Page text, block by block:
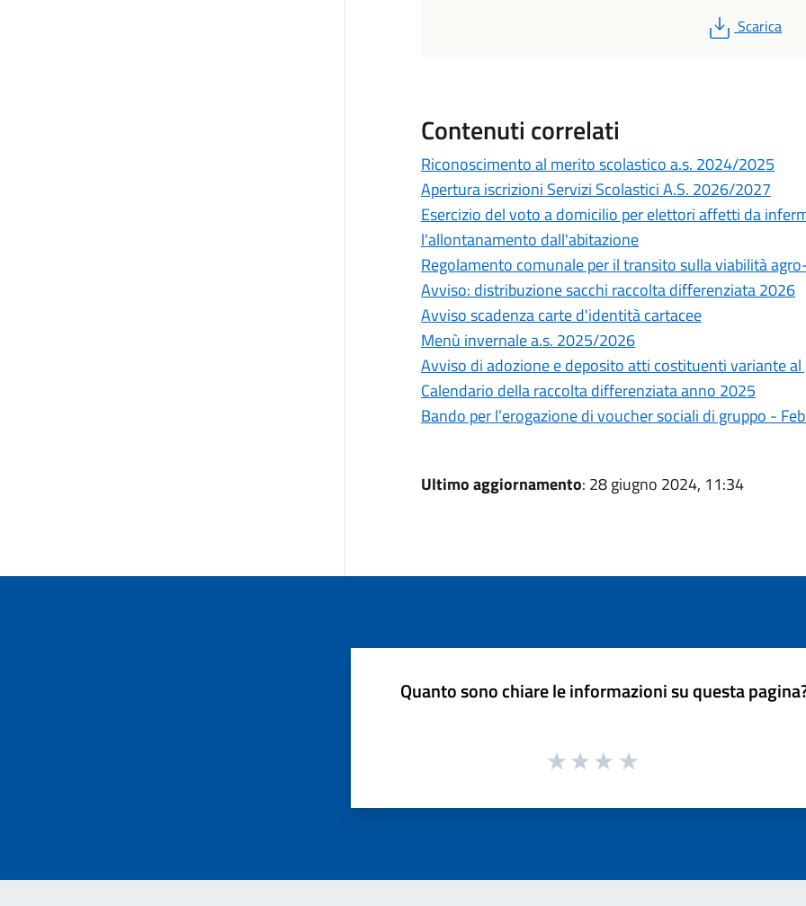
PDF
Scarica
Contenuti correlati
Riconoscimento al merito scolastico a.s. 2024/2025
Apertura iscrizioni Servizi Scolastici A.S. 2026/2027
Esercizio del voto a domicilio per elettori affetti da
l'allontanamento dall'abitazione
Regolamento comunale per il transito sulla viabilità
Avviso: distribuzione sacchi raccolta differenziata 2026
Avviso scadenza carte d'identità cartacee
Menù invernale a.s. 2025/2026
Avviso di adozione e deposito atti costituenti variante
Calendario della raccolta differenziata anno 2025
Bando per l’erogazione di voucher sociali di gruppo -
Ultimo aggiornamento: 28 giugno 2024, 11:34
Quanto sono chiare le informazioni su questa